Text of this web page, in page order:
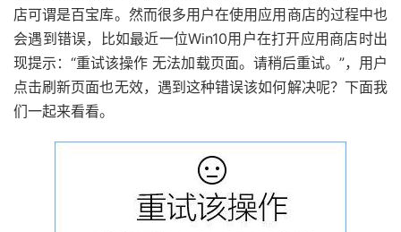
店可谓是百宝库。然而很多用户在使用应用商店的过程中也
会遇到错误，比如最近一位Win10用户在打开应用商店时出
现提示：“重试该操作 无法加载页面。请稍后重试。”，用户
点击刷新页面也无效，遇到这种错误该如何解决呢？下面我
们一起来看看。